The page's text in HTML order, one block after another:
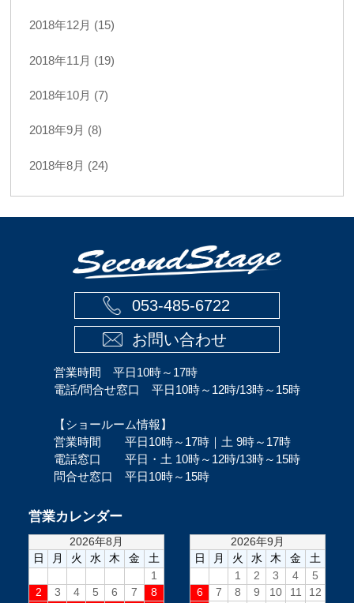
2018年12月 (15)
2018年11月 (19)
2018年10月 (7)
2018年9月 (8)
2018年8月 (24)
053-485-6722
お問い合わせ
営業時間 平日10時～17時
電話/問合せ窓口 平日10時～12時/13時～15時
【ショールーム情報】
営業時間 平日10時～17時｜土 9時～17時
電話窓口 平日・土 10時～12時/13時～15時
問合せ窓口 平日10時～15時
営業カレンダー